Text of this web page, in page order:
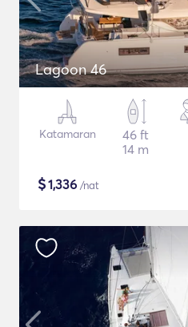
Lagoon 46
Katamaran
46 ft
14 m
$1,336 /nat